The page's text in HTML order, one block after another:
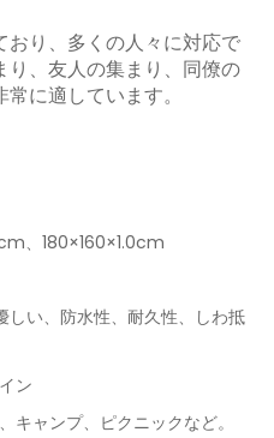
り、多くの人々に対応で
り、友人の集まり、同僚の
に適しています。
、180×160×1.0cm
しい、防水性、耐久性、しわ抵
ン
キャンプ、ピクニックなど。